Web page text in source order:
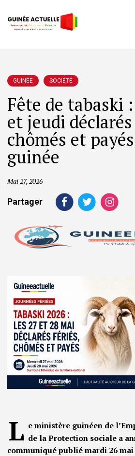
GUINÉE SOCIÉTÉ
Fête de tabaski
et jeudi
chômés et
guinée
Mai 27, 2026
Partager
L e ministère guinéen de
de la Protection sociale a
communiqué publié mardi 26 mai